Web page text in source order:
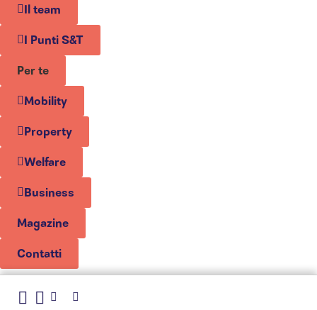
Il team
I Punti S&T
Per te
Mobility
Property
Welfare
Business
Magazine
Contatti
Le tue preferenze relative alla privacy